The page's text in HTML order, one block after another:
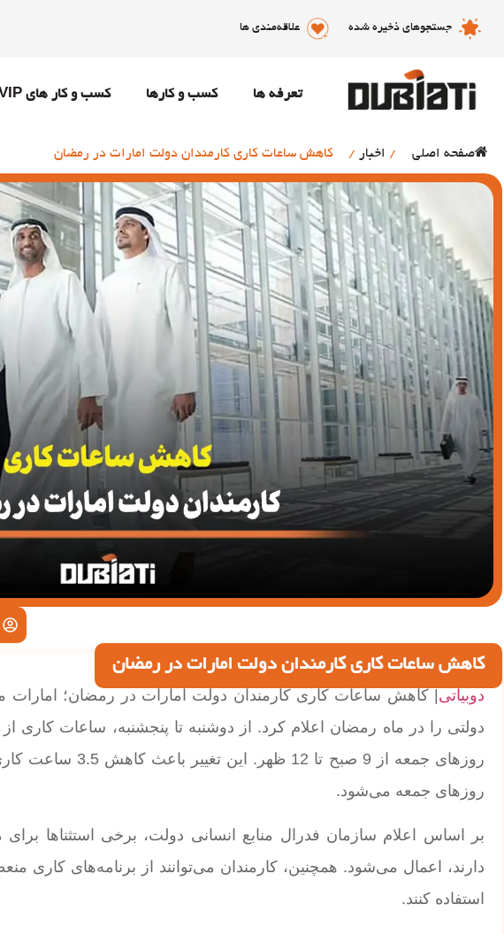
جستجوهای ذخیره شده علاقه‌مندی ها
تعرفه ها کسب و کارها کسب و کار های VIP
صفحه اصلی / اخبار / کاهش ساعات کاری کارمندان دولت امارات در رمضان
کاهش ساعات کاری کارمندان دولت امارات در رمضان
دوبیاتی | کاهش ساعات کاری کارمندان دولت امارات در رمضان؛
روزهای جمعه می‌شود.
بر اساس اعلام سازمان فدرال منابع انسانی دولت، برخی استثناها
دارند، اعمال می‌شود. همچنین، کارمندان می‌توانند از برنامه‌های کاری
استفاده کنند.